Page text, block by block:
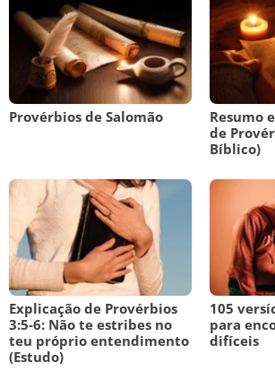
Provérbios de Salomão
Resumo
de
Bíblico)
Explicação de Provérbios
3:5-6: Não te estribes no
teu próprio entendimento
(Estudo)
105
para
difíceis